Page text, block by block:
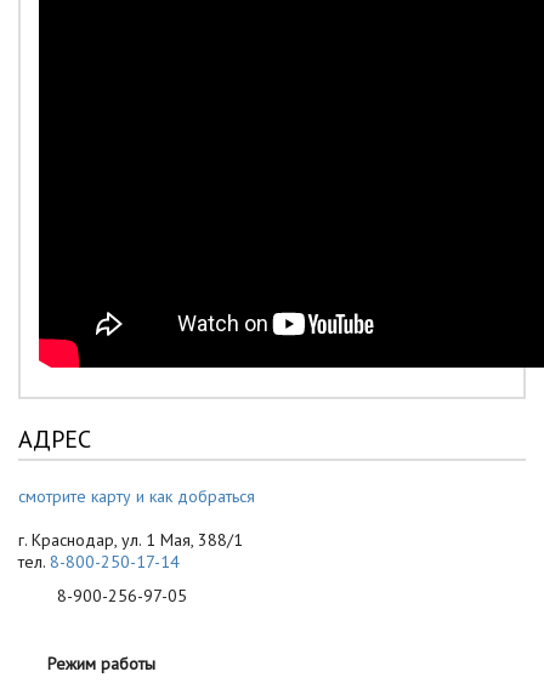
АДРЕС
смотрите карту и как добраться
г. Краснодар, ул. 1 Мая, 388/1
тел. 8-800-250-17-14
8-900-256-97-05
Режим работы